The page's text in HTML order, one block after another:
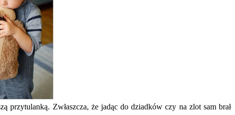
przytulanką. Zwłaszcza, że jadąc do dziadków czy na zlot sam brał